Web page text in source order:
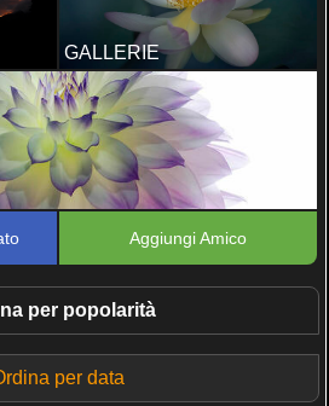
GALLERIE
Aggiungi Amico
per popolarità
per data